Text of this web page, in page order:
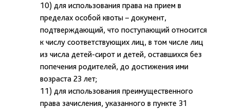
10) для использования права на прием в
пределах особой квоты – документ,
подтверждающий, что поступающий относится
к числу соответствующих лиц, в том числе лиц
из числа детей-сирот и детей, оставшихся без
попечения родителей, до достижения ими
возраста 23 лет;
11) для использования преимущественного
права зачисления, указанного в пункте 31